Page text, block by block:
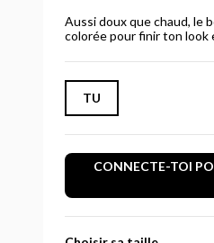
Aussi doux que chaud, le
colorée pour finir ton look
TU
CONNECTE-TOI